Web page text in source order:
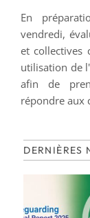
En
vendredi,
et collectives
utilisation de
afin de
répondre aux
DERNIÈRES